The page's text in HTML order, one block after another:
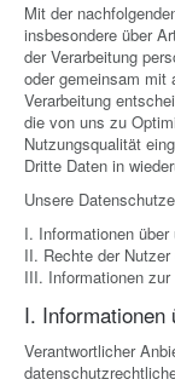
Mit der
insbesondere über
der Verarbeitung
oder gemeinsam mit
Verarbeitung
die von uns zu
Nutzungsqualität
Dritte Daten in
Unsere
I. Informationen
II. Rechte der
III. Informationen
I. Informationen
Verantwortlicher